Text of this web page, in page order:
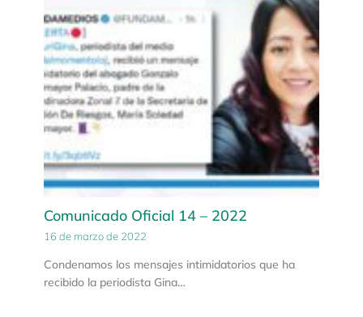
Comunicado Oficial 14 – 2022
16 de marzo de 2022
Condenamos los mensajes intimidatorios que ha
recibido la periodista Gina…